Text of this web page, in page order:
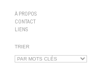
À PROPOS
CONTACT
LIENS
TRIER